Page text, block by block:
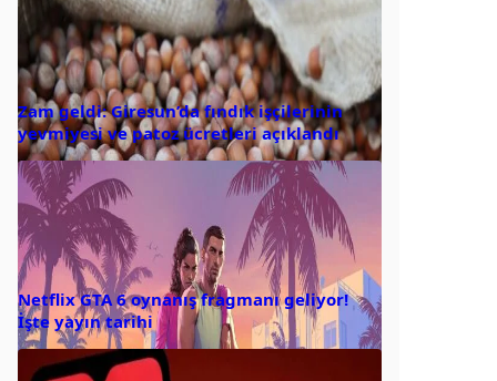
Zam geldi: Giresun’da fındık işçilerinin
yevmiyesi ve patoz ücretleri açıklandı
Netflix GTA 6 oynanış fragmanı geliyor!
İşte yayın tarihi